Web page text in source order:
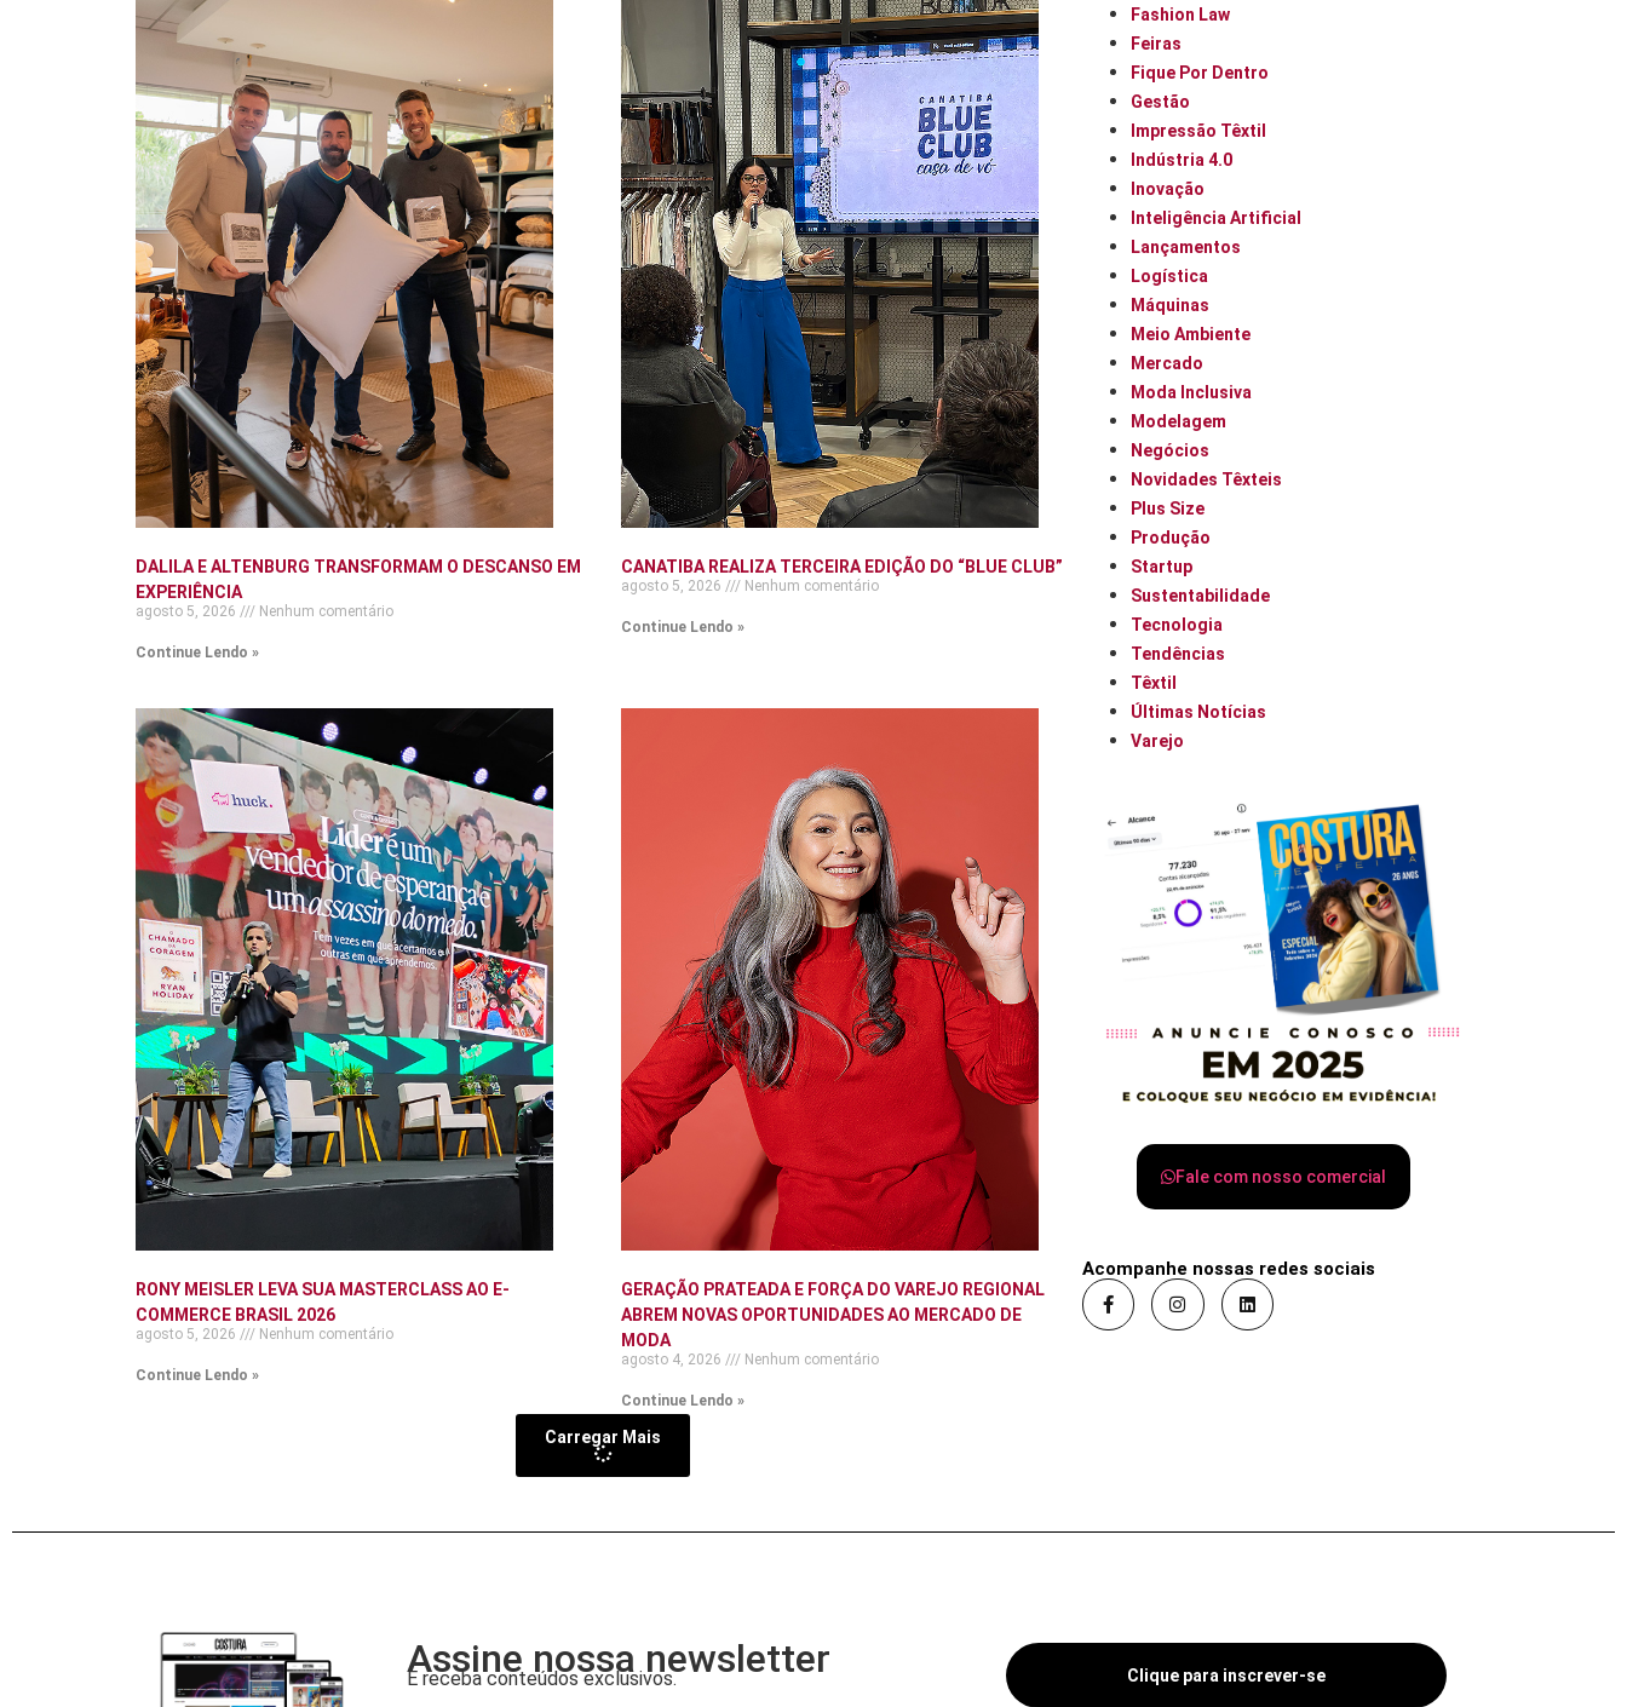
DALILA E ALTENBURG TRANSFORMAM O DESCANSO EM
EXPERIÊNCIA
agosto 5, 2026 Nenhum comentário
Continue Lendo »
CANATIBA REALIZA TERCEIRA EDIÇÃO DO “BLUE CLUB”
agosto 5, 2026 Nenhum comentário
Continue Lendo »
RONY MEISLER LEVA SUA MASTERCLASS AO E-
COMMERCE BRASIL 2026
agosto 5, 2026 Nenhum comentário
Continue Lendo »
GERAÇÃO PRATEADA E FORÇA DO VAREJO REGIONAL
ABREM NOVAS OPORTUNIDADES AO MERCADO DE
MODA
agosto 4, 2026 Nenhum comentário
Continue Lendo »
Carregar Mais
Fashion Law
Feiras
Fique Por Dentro
Gestão
Impressão Têxtil
Indústria 4.0
Inovação
Inteligência Artificial
Lançamentos
Logística
Máquinas
Meio Ambiente
Mercado
Moda Inclusiva
Modelagem
Negócios
Novidades Têxteis
Plus Size
Produção
Startup
Sustentabilidade
Tecnologia
Tendências
Têxtil
Últimas Notícias
Varejo
Fale com nosso comercial
Acompanhe nossas redes sociais
Assine nossa newsletter
E receba conteúdos exclusivos. Clique para inscrever-se